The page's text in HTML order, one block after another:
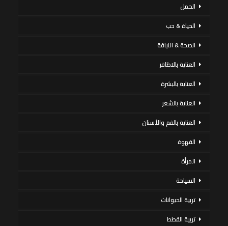
الحمل
الحياة & حب
الصحة & اللياقة
العناية بالاظافر
العناية بالبشرة
العناية بالشعر
العناية بالفم والأسنان
القهوة
المرأة
السياحة
تربية الحيوانات
تربية القطط